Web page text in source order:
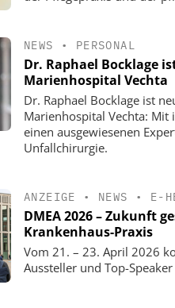
NEWS • PERSONAL
Dr. Raphael Bocklage
Marienhospital Vechta
Dr. Raphael Bocklage ist
Marienhospital Vechta: Mit
einen ausgewiesenen
Unfallchirurgie.
ANZEIGE • NEWS • E-
DMEA 2026 – Zukunft
Krankenhaus-Praxis
Vom 21. – 23. April 2026
Aussteller und Top-